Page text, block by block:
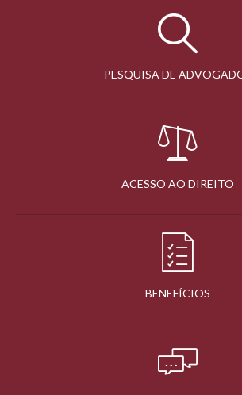
PESQUISA DE
ACESSO AO DIREITO
BENEFÍCIOS